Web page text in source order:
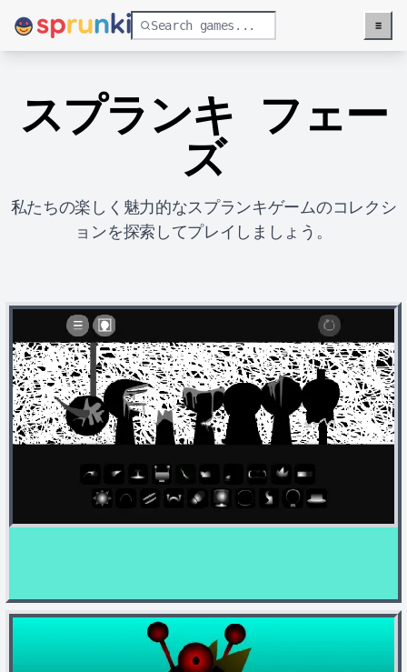
Menu
≡
スプランキ フェー
ズ
私たちの楽しく魅力的なスプランキゲームのコレクシ
ョンを探索してプレイしましょう。